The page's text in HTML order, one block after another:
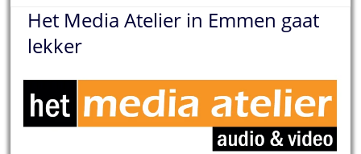
Het Media Atelier in Emmen gaat
lekker